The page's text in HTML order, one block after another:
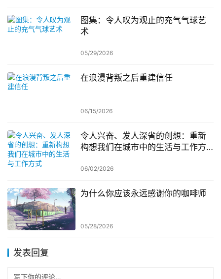
图集：令人叹为观止的充气气球艺
术
05/29/2026
在浪漫背叛之后重建信任
06/15/2026
令人兴奋、发人深省的创想：重新
构想我们在城市中的生活与工作方
06/02/2026
为什么你应该永远感谢你的咖啡师
05/28/2026
发表回复